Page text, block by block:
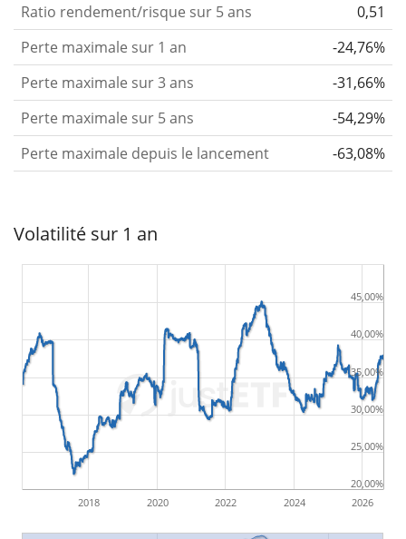
Ratio rendement/risque sur 5 ans
0,51
Perte maximale sur 1 an
-24,76%
Perte maximale sur 3 ans
-31,66%
Perte maximale sur 5 ans
-54,29%
Perte maximale depuis le lancement
-63,08%
Volatilité sur 1 an
2018 2020 2022 2024 2026
20,00%
25,00%
30,00%
35,00%
40,00%
45,00%